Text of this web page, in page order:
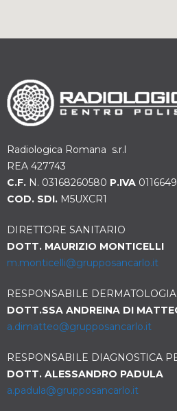
Radiologica Romana s.r.l
REA 427743
C.F. N. 03168260580 P.IVA
COD. SDI. M5UXCR1
DIRETTORE SANITARIO
DOTT. MAURIZIO MONTICELLI
m.monticelli@grupposancarlo.it
RESPONSABILE DERMATOLOGIA
DOTT.SSA ANDREINA DI
a.dimatteo@grupposancarlo.it
RESPONSABILE DIAGNOSTICA
DOTT. ALESSANDRO PADULA
a.padula@grupposancarlo.it